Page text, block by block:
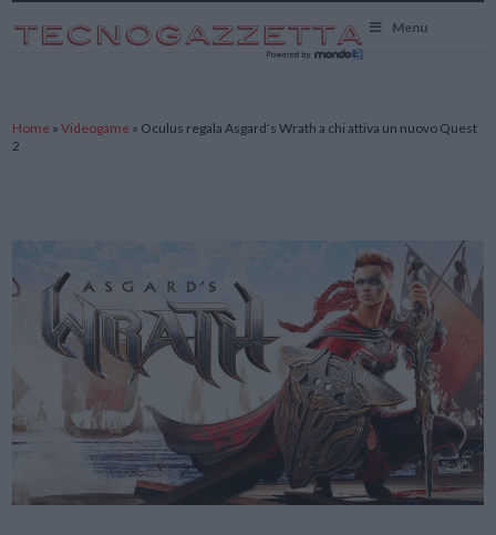
Menu
Home »Videogame » Oculus regala Asgard’s Wrath a chi attiva un nuovo Quest
2